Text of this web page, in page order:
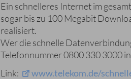
Ein schnelleres Internet im
sogar bis zu 100 Megabit
realisiert.
Wer die schnelle
Telefonnummer 0800 330 3000
Link:
www.telekom.de/